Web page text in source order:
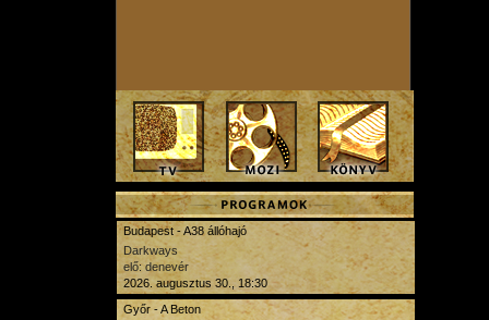
Köszönöm a beszélgetést.
forrás:http://sotetblog.wordpress.com/
Budapest - A38 állóhajó
Darkways
elő: denevér
2026. augusztus 30., 18:30
Győr - A Beton